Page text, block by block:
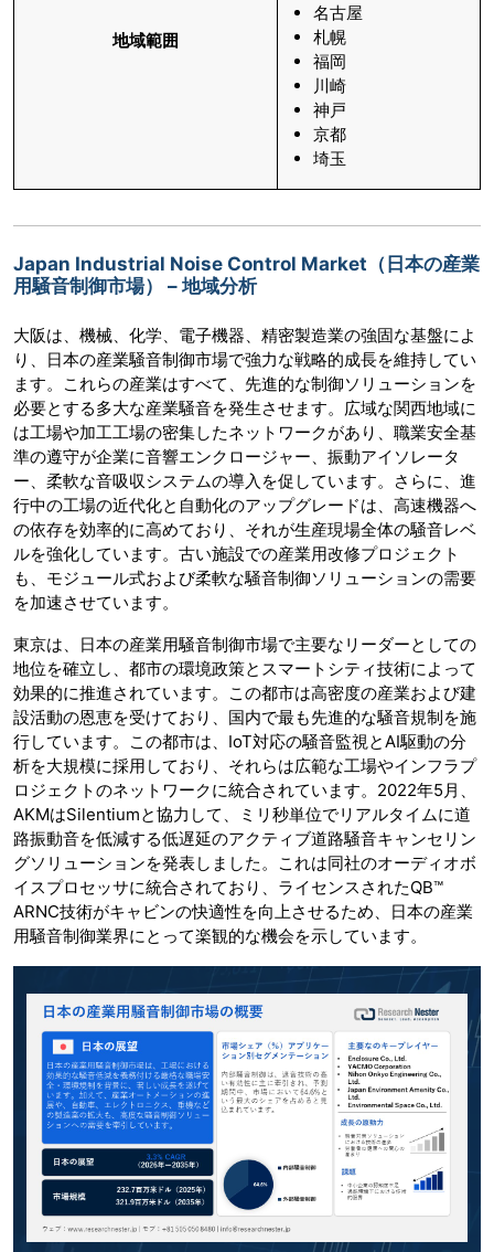
地域範囲
名古屋
札幌
福岡
川崎
神戸
京都
埼玉
Japan Industrial Noise Control Market（日本の産業
用騒音制御市場） – 地域分析
大阪は、機械、化学、電子機器、精密製造業の強固な基盤によ
り、日本の産業騒音制御市場で強力な戦略的成長を維持してい
ます。これらの産業はすべて、先進的な制御ソリューションを
必要とする多大な産業騒音を発生させます。広域な関西地域に
は工場や加工工場の密集したネットワークがあり、職業安全基
準の遵守が企業に音響エンクロージャー、振動アイソレータ
ー、柔軟な音吸収システムの導入を促しています。さらに、進
行中の工場の近代化と自動化のアップグレードは、高速機器へ
の依存を効率的に高めており、それが生産現場全体の騒音レベ
ルを強化しています。古い施設での産業用改修プロジェクト
も、モジュール式および柔軟な騒音制御ソリューションの需要
を加速させています。
東京は、日本の産業用騒音制御市場で主要なリーダーとしての
地位を確立し、都市の環境政策とスマートシティ技術によって
効果的に推進されています。この都市は高密度の産業および建
設活動の恩恵を受けており、国内で最も先進的な騒音規制を施
行しています。この都市は、IoT対応の騒音監視とAI駆動の分
析を大規模に採用しており、それらは広範な工場やインフラプ
ロジェクトのネットワークに統合されています。2022年5月、
AKMはSilentiumと協力して、ミリ秒単位でリアルタイムに道
路振動音を低減する低遅延のアクティブ道路騒音キャンセリン
グソリューションを発表しました。これは同社のオーディオボ
イスプロセッサに統合されており、ライセンスされたQB™
ARNC技術がキャビンの快適性を向上させるため、日本の産業
用騒音制御業界にとって楽観的な機会を示しています。